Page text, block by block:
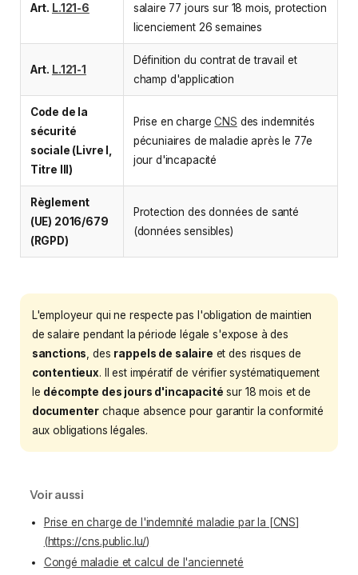
Art. L.121-6
salaire 77 jours sur 18 mois, protection
licenciement 26 semaines
Art. L.121-1
Définition du contrat de travail et
champ d'application
Code de la
sécurité
sociale (Livre I,
Titre III)
Prise en chargeCNS des indemnités
pécuniaires de maladie après le 77e
jour d'incapacité
Règlement
(UE) 2016/679
(RGPD)
Protection des données de santé
(données sensibles)
L'employeur qui ne respecte pas l'obligation de maintien
de salaire pendant la période légale s'expose à des
sanctions , des rappels de salaire et des risques de
contentieux. Il est impératif de vérifier systématiquement
le décompte des jours d'incapacité sur 18 mois et de
documenter chaque absence pour garantir la conformité
aux obligations légales.
Voir aussi
Prise en charge de l'indemnité maladie par la [CNS]
(https://cns.public.lu/)
Congé maladie et calcul de l'ancienneté